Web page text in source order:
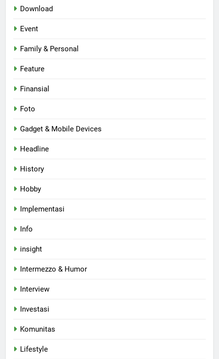
Download
Event
Family & Personal
Feature
Finansial
Foto
Gadget & Mobile Devices
Headline
History
Hobby
Implementasi
Info
insight
Intermezzo & Humor
Interview
Investasi
Komunitas
Lifestyle